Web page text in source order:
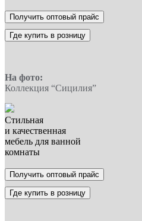
Получить оптовый прайс
Где купить в розницу
На фото:
Коллекция “Сицилия”
Стильная
и качественная
мебель для ванной
комнаты
Получить оптовый прайс
Где купить в розницу